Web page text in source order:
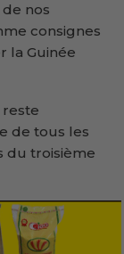
nos
consignes
la Guinée
reste
de tous les
du troisième